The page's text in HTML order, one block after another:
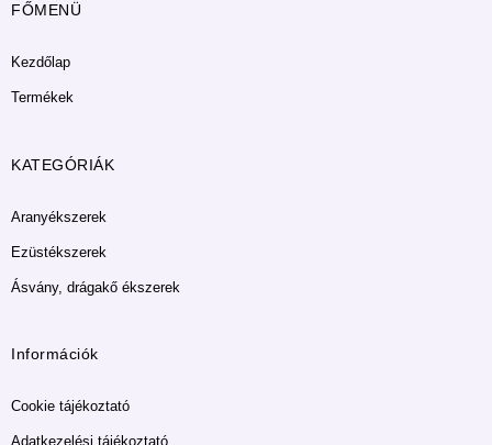
FŐMENÜ
Kezdőlap
Termékek
KATEGÓRIÁK
Aranyékszerek
Ezüstékszerek
Ásvány, drágakő ékszerek
Információk
Cookie tájékoztató
Adatkezelési tájékoztató